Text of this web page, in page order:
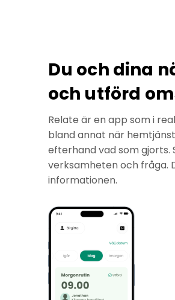
Du och dina
och utförd
Relate är en app som i
bland annat när
efterhand vad som
verksamheten och fråga.
informationen.